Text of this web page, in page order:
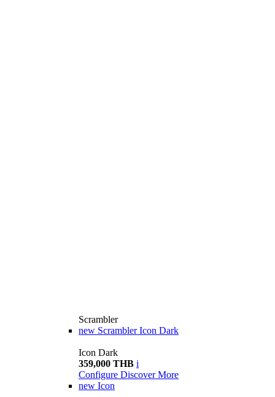
Scrambler
new Scrambler Icon Dark
Icon Dark
359,000 THB i
Configure Discover More
new Icon